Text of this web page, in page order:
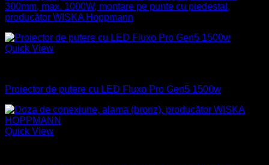
300mm, max. 1000W, montare pe punte cu piedestal,
producător WISKA Hoppmann
Quick View
Proiector de putere cu LED Fluxo Pro Gen5 1500w
Quick View